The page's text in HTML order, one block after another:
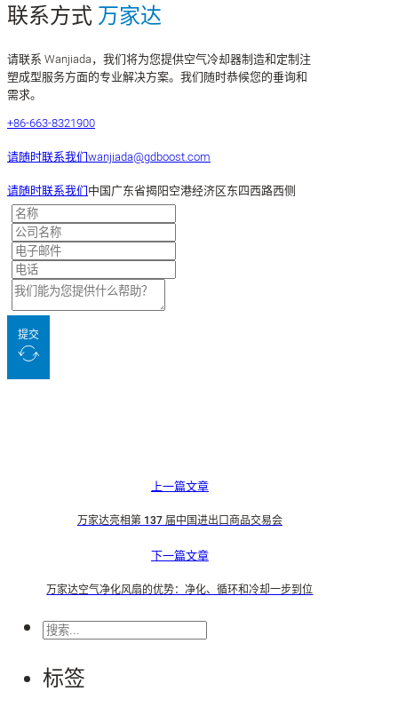
联系方式 万家达
请联系 Wanjiada，我们将为您提供空气冷却器制造和定制注
塑成型服务方面的专业解决方案。我们随时恭候您的垂询和
需求。
+86-663-8321900
请随时联系我们wanjiada@gdboost.com
请随时联系我们中国广东省揭阳空港经济区东四西路西侧
提交
上一篇文章
万家达亮相第 137 届中国进出口商品交易会
下一篇文章
万家达空气净化风扇的优势：净化、循环和冷却一步到位
搜
索
标签